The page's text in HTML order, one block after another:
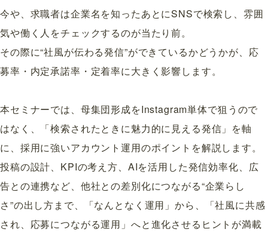
今や、求職者は企業名を知ったあとにSNSで検索し、雰囲
気や働く人をチェックするのが当たり前。
その際に“社風が伝わる発信”ができているかどうかが、応
募率・内定承諾率・定着率に大きく影響します。
本セミナーでは、母集団形成をInstagram単体で狙うので
はなく、「検索されたときに魅力的に見える発信」を軸
に、採用に強いアカウント運用のポイントを解説します。
投稿の設計、KPIの考え方、AIを活用した発信効率化、広
告との連携など、他社との差別化につながる“企業らし
さ”の出し方まで、「なんとなく運用」から、「社風に共感
され、応募につながる運用」へと進化させるヒントが満載